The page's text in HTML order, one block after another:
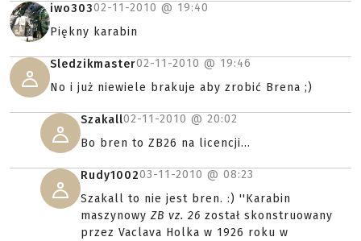
iwo30302-11-2010 @ 19:40
Piękny karabin
Sledzikmaster02-11-2010 @ 19:46
No i już niewiele brakuje aby zrobić Brena ;)
Szakall02-11-2010 @ 20:02
Bo bren to ZB26 na licencji...
Rudy100203-11-2010 @ 08:23
Szakall to nie jest bren. :) ''Karabin
maszynowy ZB vz. 26 został skonstruowany
przez Vaclava Holka w 1926 roku w